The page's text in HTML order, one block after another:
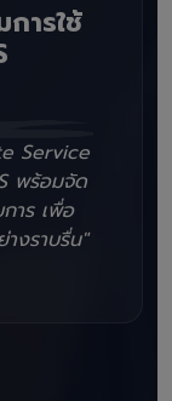
ารใช้
Service
พร้อมจัด
าร เพื่อ
างราบรื่น"